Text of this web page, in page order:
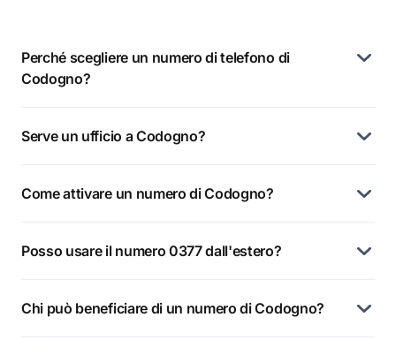
Perché scegliere un numero di telefono di
Codogno?
Serve un ufficio a Codogno?
Come attivare un numero di Codogno?
Posso usare il numero 0377 dall'estero?
Chi può beneficiare di un numero di Codogno?